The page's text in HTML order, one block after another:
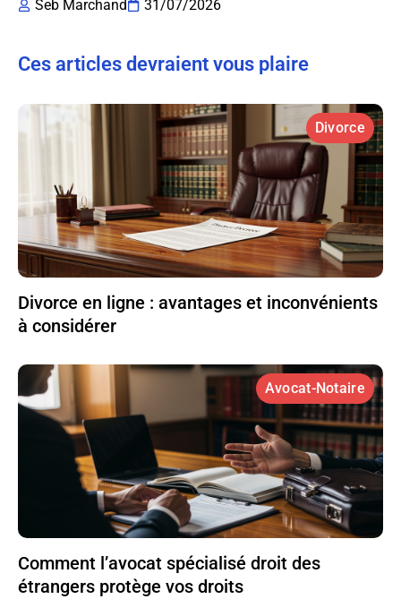
Seb Marchand 31/07/2026
Ces articles devraient vous plaire
Divorce
Divorce en ligne : avantages et inconvénients
à considérer
Avocat-Notaire
Comment l’avocat spécialisé droit des
étrangers protège vos droits